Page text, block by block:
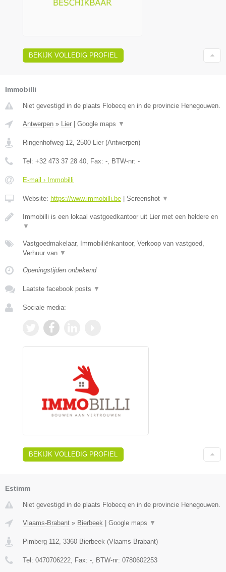
BEKIJK VOLLEDIG PROFIEL
Immobilli
Niet gevestigd in de plaats Flobecq en in de provincie Henegouwen.
Antwerpen » Lier Google maps ▼
Ringenhofweg 12, 2500 Lier (Antwerpen)
Tel: +32 473 37 28 40, Fax: -, BTW-nr: -
E-mail › Immobilli
Website: https://www.immobilli.be Screenshot ▼
Immobilli is een lokaal vastgoedkantoor uit Lier met een heldere en
▼
Vastgoedmakelaar, Immobiliënkantoor, Verkoop van vastgoed,
Verhuur van ▼
Openingstijden onbekend
Laatste facebook posts ▼
Sociale media:
BEKIJK VOLLEDIG PROFIEL
Estimm
Niet gevestigd in de plaats Flobecq en in de provincie Henegouwen.
Vlaams-Brabant » Bierbeek Google maps ▼
Pimberg 112 3360 Bierbeek (Vlaams-Brabant)
Tel: 0470706222 , Fax: - , BTW-nr: 0780602253